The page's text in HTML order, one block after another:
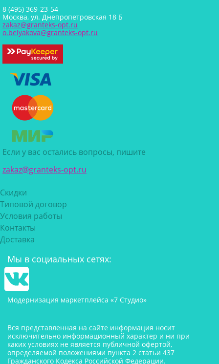
8 (495) 369-23-54
Москва, ул. Днепропетровская 18 Б
zakaz@granteks-opt.ru
o.belyakova@granteks-opt.ru
Если у вас остались вопросы, пишите
zakaz@granteks-opt.ru
Скидки
Типовой договор
Условия работы
Контакты
Доставка
Мы в социальных сетях:
Модернизация маркетплейса «7 Студио»
Вся представленная на сайте информация носит
исключительно информационный характер и ни при
каких условиях не является публичной офертой,
определяемой положениями пункта 2 статьи 437
Гражданского Кодекса Российской Федерации.